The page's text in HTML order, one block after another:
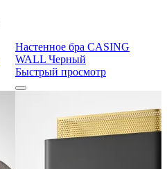
Настенное бра CASING
WALL Черный
Быстрый просмотр